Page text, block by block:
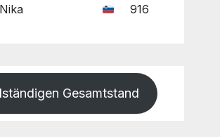
916
Gesamtstand